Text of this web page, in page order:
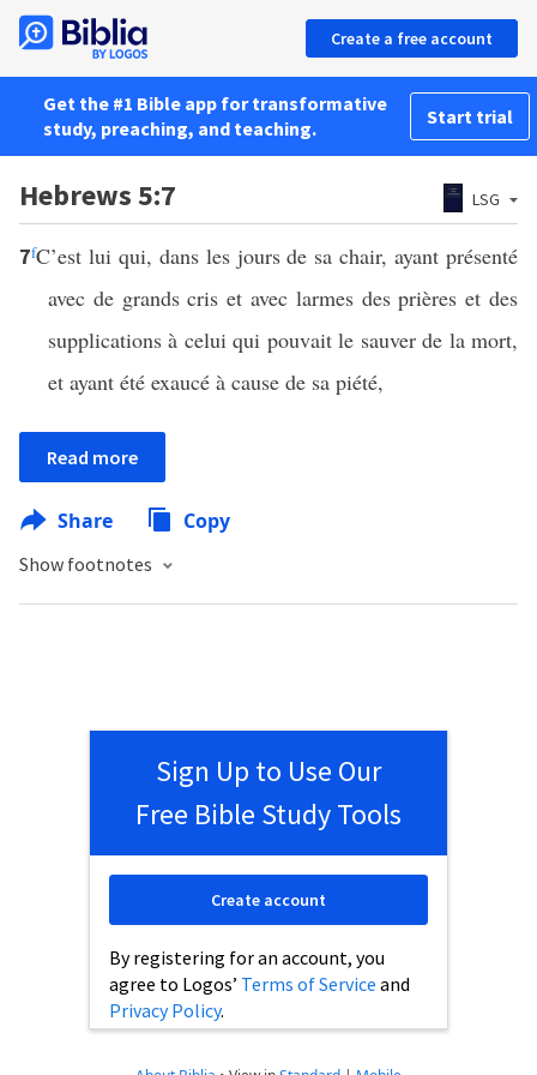
Create a free account
Get the #1 Bible app for transformative
study, preaching, and teaching.
Start trial
Hebrews 5:7 LSG
7fC’est lui qui, dans les jours de sa chair, ayant présenté
avec de grands cris et avec larmes des prières et des
supplications à celui qui pouvait le sauver de la mort,
et ayant été exaucé à cause de sa piété,
Read more
Share Copy
Show footnotes
Sign Up to Use Our
Free Bible Study Tools
By registering for an account, you
agree to Logos’ Terms of Service and
Privacy Policy.
Create account